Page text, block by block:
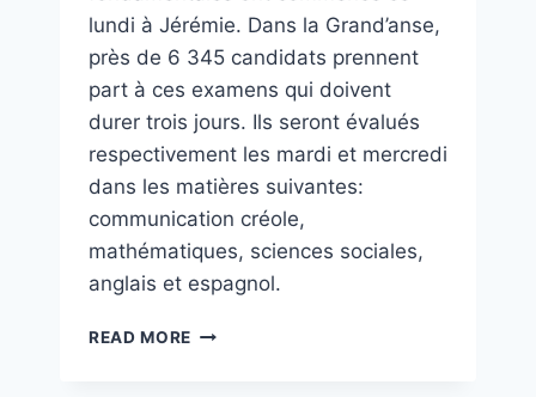
lundi à Jérémie. Dans la Grand’anse,
près de 6 345 candidats prennent
part à ces examens qui doivent
durer trois jours. Ils seront évalués
respectivement les mardi et mercredi
dans les matières suivantes:
communication créole,
mathématiques, sciences sociales,
anglais et espagnol.
READ MORE